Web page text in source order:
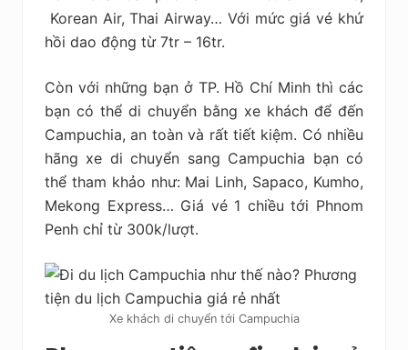
Korean Air, Thai Airway… Với mức giá vé khứ
hồi dao động từ 7tr – 16tr.
Còn với những bạn ở TP. Hồ Chí Minh thì các
bạn có thể di chuyển bằng xe khách để đến
Campuchia, an toàn và rất tiết kiệm. Có nhiều
hãng xe di chuyển sang Campuchia bạn có
thể tham khảo như: Mai Linh, Sapaco, Kumho,
Mekong Express… Giá vé 1 chiều tới Phnom
Penh chỉ từ 300k/lượt.
Xe khách di chuyển tới Campuchia